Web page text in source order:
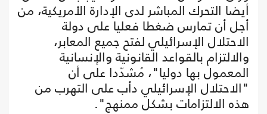
أيضا التحرك المباشر لدى الإدارة الأمريكية، من
أجل أن تمارس ضغطا فعليا على دولة
الاحتلال الإسرائيلي لفتح جميع المعابر،
والالتزام بالقواعد القانونية والإنسانية
المعمول بها دوليا"، مُشدّدا على أن
"الاحتلال الإسرائيلي دأب على التهرب من
هذه الالتزامات بشكل ممنهج".